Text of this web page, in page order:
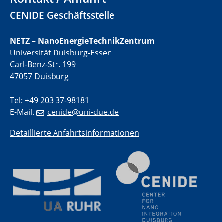
electrocatalysts
GDCh Kolloquium
29.07.2025
Colloquium IMPR SusMet
challenges for a successful circular economy
Colloquia Series on Sustainable Metallurgy
by Design Framework and AI in Circular Economy
28.08.2025
2D-MATURE Seminar Series
04.09.2025
CENIDE Geschäftsstelle
NETZ – NanoEnergieTechnikZentrum
Universität Duisburg-Essen
Carl-Benz-Str. 199
47057 Duisburg
Tel: +49 203 37-98181
E-Mail:
cenide@uni-due.de
Detaillierte Anfahrtsinformationen